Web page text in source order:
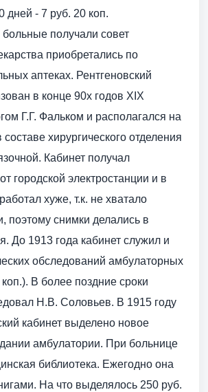
дней - 7 руб. 20 коп.
получали совет
приобретались по
аптеках. Рентгеновский
в конце 90х годов ХIХ
Г.Г. Фальком и располагался на
хирургического отделения
Кабинет получал
городской электростанции и в
хуже, т.к. не хватало
поэтому снимки делались в
До 1913 года кабинет служил и
обследований амбулаторных
В более поздние сроки
Н.В. Соловьев. В 1915 году
кабинет выделено новое
амбулатории. При больнице
библиотека. Ежегодно она
На что выделялось 250 руб.